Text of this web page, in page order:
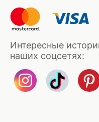
Интересные
наших соцсетях: